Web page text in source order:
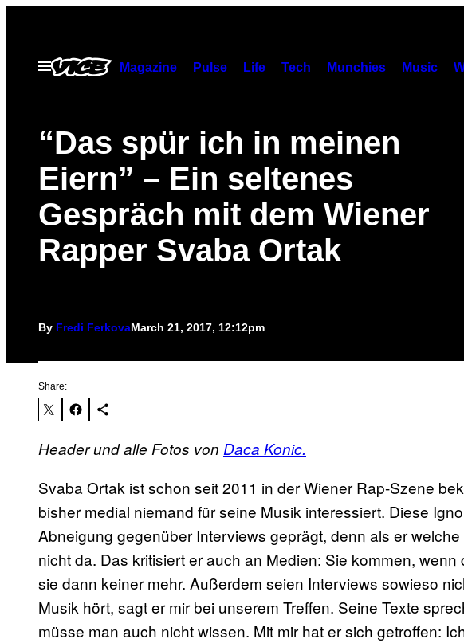
contentOpen
Menu
Magazine Pulse Life Tech Munchies Music
“Das spür ich in meinen
Eiern” – Ein seltenes
Gespräch mit dem Wiener
Rapper Svaba Ortak
By Fredi FerkovaMarch 21, 2017, 12:12pm
Share:
Header und alle Fotos von Daca Konic.
Svaba Ortak ist schon seit 2011 in der Wiener Rap-Szene
bisher medial niemand für seine Musik interessiert. Diese
Abneigung gegenüber Interviews geprägt, denn als er
nicht da. Das kritisiert er auch an Medien: Sie kommen,
sie dann keiner mehr. Außerdem seien Interviews sowieso
Musik hört, sagt er mir bei unserem Treffen. Seine Texte
müsse man auch nicht wissen. Mit mir hat er sich getroffen: